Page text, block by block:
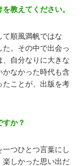
教えてください。
て順風満帆ではな
た。その中で出会っ
、自分なりに大きな
なかった時代も含
たことが、出版を考
か？
つひとつ言葉にし
楽しかった思い出だ